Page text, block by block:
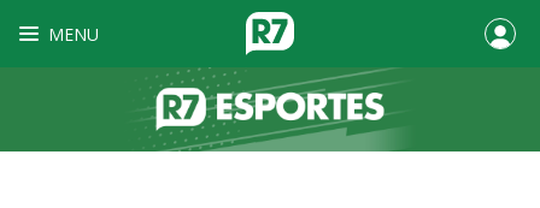
MENU